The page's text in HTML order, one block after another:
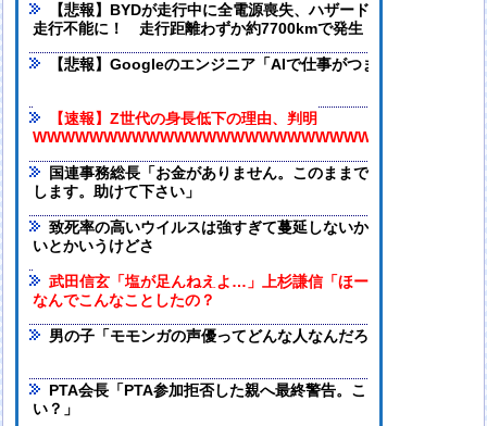
【悲報】BYDが走行中に全電源喪失、ハザードも点かず道路上
走行不能に！ 走行距離わずか約7700kmで発生
【悲報】Googleのエンジニア「AIで仕事がつまらなくなった」
【速報】Z世代の身長低下の理由、判明
国連事務総長「お金がありません。このままでは国連が完全崩
します。助けて下さい」
致死率の高いウイルスは強すぎて蔓延しないから人類は滅亡し
いとかいうけどさ
武田信玄「塩が足んねえよ…」上杉謙信「ほーいw(塩を送る)
なんでこんなことしたの？
男の子「モモンガの声優ってどんな人なんだろ」→ググる
PTA会長「PTA参加拒否した親へ最終警告。こうなってもい
い？」